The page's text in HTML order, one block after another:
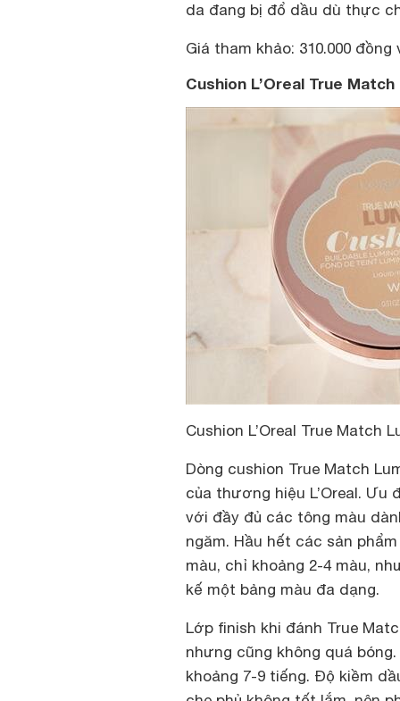
da đang bị đổ dầu dù thực
Giá tham khảo: 310.000
Cushion L’Oreal True Match
Cushion L’Oreal True Match
Dòng cushion True Match
của thương hiệu L’Oreal. Ưu
với đầy đủ các tông màu
ngăm. Hầu hết các sản
màu, chỉ khoảng 2-4 màu,
kế một bảng màu đa dạng.
Lớp finish khi đánh True
nhưng cũng không quá
khoảng 7-9 tiếng. Độ kiềm